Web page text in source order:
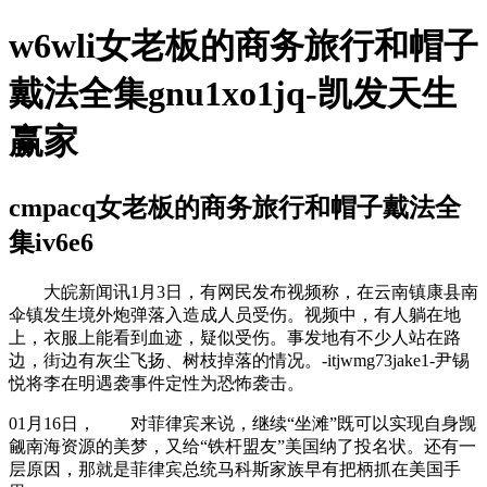
w6wli女老板的商务旅行和帽子
戴法全集gnu1xo1jq-凯发天生
赢家
cmpacq女老板的商务旅行和帽子戴法全
集iv6e6
大皖新闻讯1月3日，有网民发布视频称，在云南镇康县南
伞镇发生境外炮弹落入造成人员受伤。视频中，有人躺在地
上，衣服上能看到血迹，疑似受伤。事发地有不少人站在路
边，街边有灰尘飞扬、树枝掉落的情况。-itjwmg73jake1-尹锡
悦将李在明遇袭事件定性为恐怖袭击。
01月16日， 对菲律宾来说，继续“坐滩”既可以实现自身觊
觎南海资源的美梦，又给“铁杆盟友”美国纳了投名状。还有一
层原因，那就是菲律宾总统马科斯家族早有把柄抓在美国手